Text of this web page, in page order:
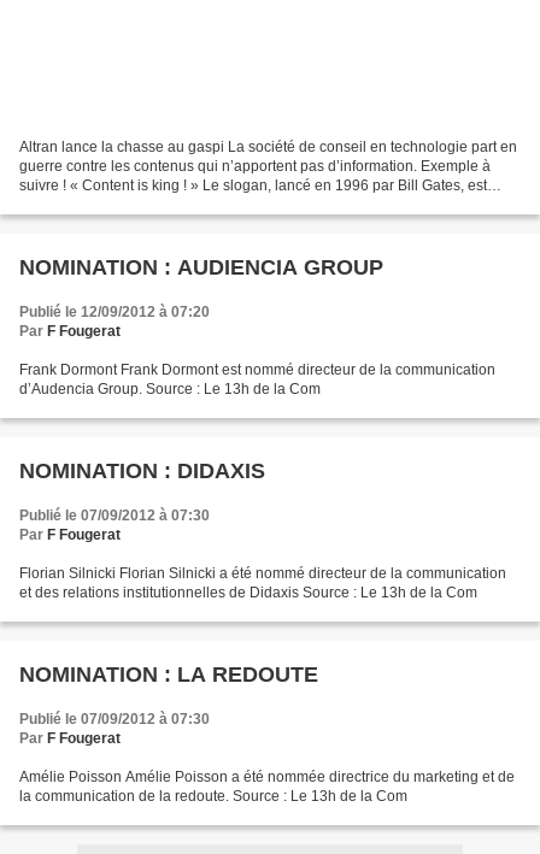
Altran lance la chasse au gaspi La société de conseil en technologie part en
guerre contre les contenus qui n’apportent pas d’information. Exemple à
suivre ! « Content is king ! » Le slogan, lancé en 1996 par Bill Gates, est
NOMINATION : AUDIENCIA GROUP
Publié le 12/09/2012 à 07:20
Par F Fougerat
Frank Dormont Frank Dormont est nommé directeur de la communication
d’Audencia Group. Source : Le 13h de la Com
NOMINATION : DIDAXIS
Publié le 07/09/2012 à 07:30
Par F Fougerat
Florian Silnicki Florian Silnicki a été nommé directeur de la communication
et des relations institutionnelles de Didaxis Source : Le 13h de la Com
NOMINATION : LA REDOUTE
Publié le 07/09/2012 à 07:30
Par F Fougerat
Amélie Poisson Amélie Poisson a été nommée directrice du marketing et de
la communication de la redoute. Source : Le 13h de la Com